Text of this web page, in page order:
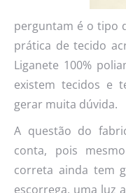
perguntam é o tipo
prática de tecido
Liganete 100%
existem tecidos e
gerar muita dúvida.
A questão do
conta, pois
correta ainda tem
escorrega, uma luz